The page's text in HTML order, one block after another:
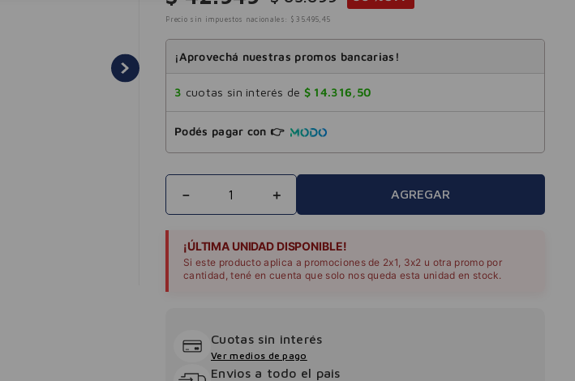
Precio sin impuestos nacionales: $ 35.495, 45
¡Aprovechá nuestras promos bancarias!
3 cuotas sin interés de $ 14.316, 50
Podés pagar con 👉
＋
－ AGREGAR
¡ÚLTIMA UNIDAD DISPONIBLE!
Si este producto aplica a promociones de 2x1, 3x2 u otra promo por
cantidad, tené en cuenta que solo nos queda esta unidad en stock.
Cuotas sin interés
Ver medios de pago
Envios a todo el pais